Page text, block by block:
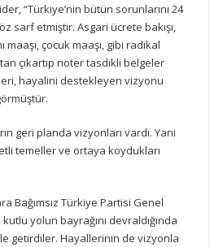
“Türkiye’nin bütün sorunlarını 24
sarf etmiştir. Asgari ücrete bakışı,
maaşı, çocuk maaşı, gibi radikal
çıkartıp noter tasdikli belgeler
hayalini destekleyen vizyonu
geri planda vizyonları vardı. Yani
temeller ve ortaya koydukları
Bağımsız Türkiye Partisi Genel
yolun bayrağını devraldığında
getirdiler. Hayallerinin de vizyonla